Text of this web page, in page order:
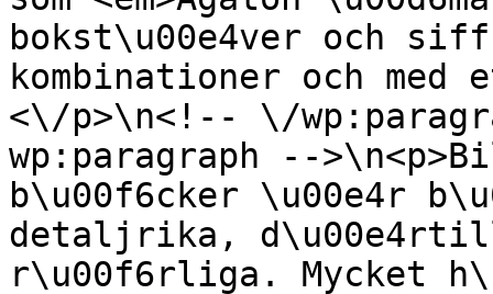
bokst\u00e4ver och
kombinationer och
<\/p>\n<!-- \/
wp:paragraph --
b\u00f6cker \u00e4r
detaljrika, d\u00e4rtill
r\u00f6rliga. Mycket